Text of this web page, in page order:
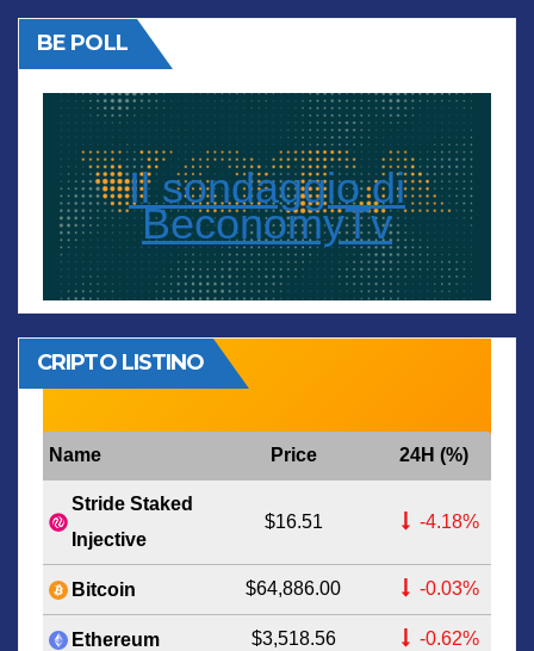
BE POLL
Il sondaggio di
BeconomyTv
CRIPTO LISTINO
Name Price 24H (%)
Stride Staked
Injective
$16.51 -4.18%
Bitcoin $64,886.00 -0.03%
Ethereum $3,518.56 -0.62%